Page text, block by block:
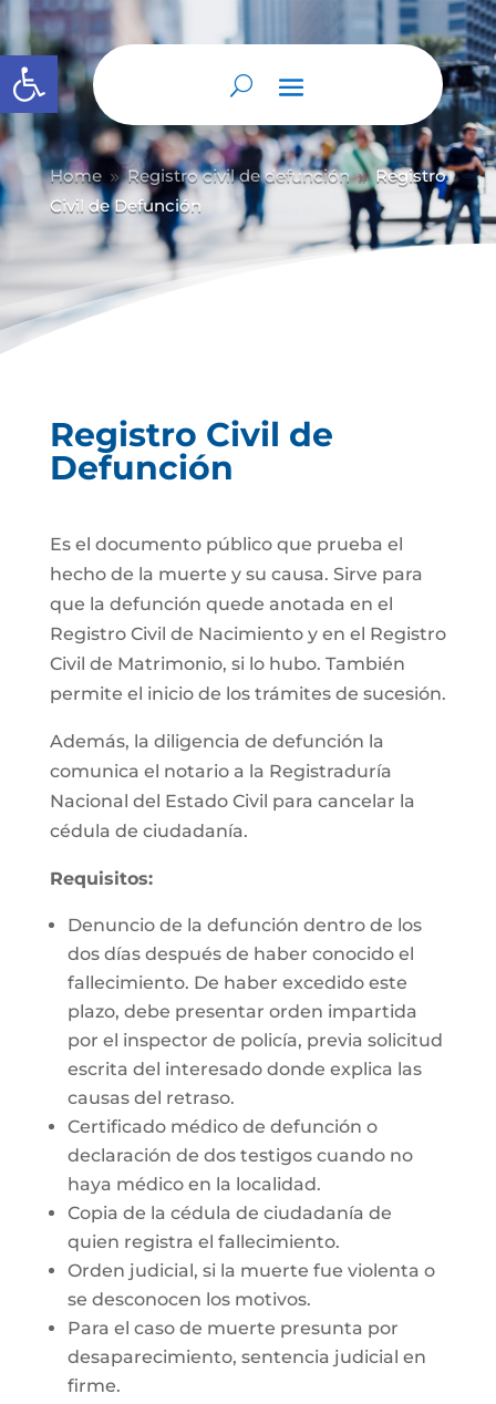
Abrir barra de herramientas
Home 9 Registro civil de defunción 9 Registro
Civil de Defunción
Registro Civil de
Defunción
Es el documento público que prueba el
hecho de la muerte y su causa. Sirve para
que la defunción quede anotada en el
Registro Civil de Nacimiento y en el Registro
Civil de Matrimonio, si lo hubo. También
permite el inicio de los trámites de sucesión.
Además, la diligencia de defunción la
comunica el notario a la Registraduría
Nacional del Estado Civil para cancelar la
cédula de ciudadanía.
Requisitos:
Denuncio de la defunción dentro de los
dos días después de haber conocido el
fallecimiento. De haber excedido este
plazo, debe presentar orden impartida
por el inspector de policía, previa solicitud
escrita del interesado donde explica las
causas del retraso.
Certificado médico de defunción o
declaración de dos testigos cuando no
haya médico en la localidad.
Copia de la cédula de ciudadanía de
quien registra el fallecimiento.
Orden judicial, si la muerte fue violenta o
se desconocen los motivos.
Para el caso de muerte presunta por
desaparecimiento, sentencia judicial en
firme.